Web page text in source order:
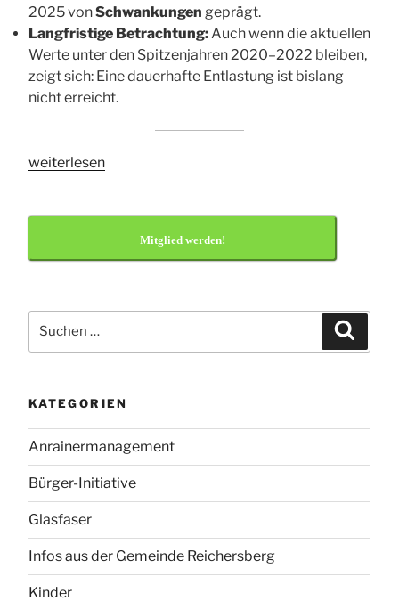
2025 vonSchwankungen geprägt.
Langfristige Betrachtung: Auch wenn die aktuellen
Werte unter den Spitzenjahren 2020–2022 bleiben,
zeigt sich: Eine dauerhafte Entlastung ist bislang
nicht erreicht.
„Verkehr
weiterlesen
Mitglied werden!
nach:
KATEGORIEN
Anrainermanagement
Bürger-Initiative
Glasfaser
Infos aus der Gemeinde Reichersberg
Kinder